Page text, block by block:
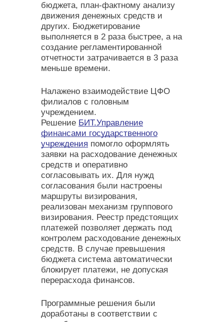
бюджета, план-фактному анализу
движения денежных средств и
других. Бюджетирование
выполняется в 2 раза быстрее, а на
создание регламентированной
отчетности затрачивается в 3 раза
меньше времени.
Налажено взаимодействие ЦФО
филиалов с головным
учреждением.
Решение БИТ.Управление
финансами государственного
учреждения помогло оформлять
заявки на расходование денежных
средств и оперативно
согласовывать их. Для нужд
согласования были настроены
маршруты визирования,
реализован механизм группового
визирования. Реестр предстоящих
платежей позволяет держать под
контролем расходование денежных
средств. В случае превышения
бюджета система автоматически
блокирует платежи, не допуская
перерасхода финансов.
Программные решения были
доработаны в соответствии с